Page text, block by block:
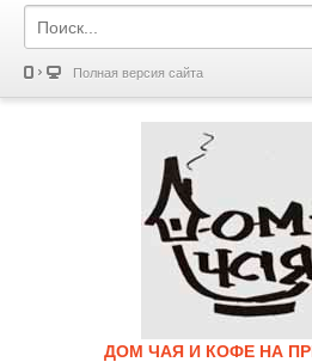
Полная версия сайта
ДОМ ЧАЯ И КОФЕ НА